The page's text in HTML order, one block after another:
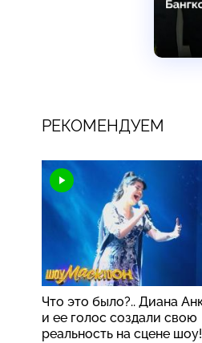
РЕКОМЕНДУЕМ
Что это было?.. Диана
и ее голос создали свою
реальность на сцене шоу!